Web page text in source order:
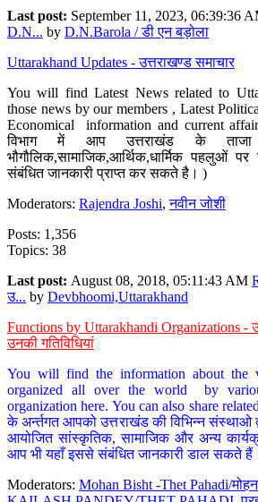
Last post: September 11, 2023, 06:39:36
D.N... by D.N.Barola / डी एन बड़ोला
Uttarakhand Updates - उत्तराखण्ड समाचार
You will find Latest News related to
those news by our members , Latest
Economical information and current
विभाग में आप उत्तराखंड के ताजा
भौगौलिक,सामाजिक,आर्थिक,धार्मिक पहलुओं
संबंधित जानकारी प्राप्त कर सकते है। )
Moderators: Rajendra Joshi,नवीन जोशी
Posts: 1,356
Topics: 38
Last post: August 08, 2018, 05:11:43 AM
उ... by Devbhoomi,Uttarakhand
Functions by Uttarakhandi Organizations -
उनकी गतिविधियां
You will find the information about the
organized all over the world by
organization here. You can also share
के अर्न्तगत आपको उत्तराखंड की विभिन्न संस्थाओ
आयोजित सांस्कृतिक, सामाजिक और अन्य
आप भी यहाँ इससे संबंधित जानकारी डाल सकते
Moderators: Mohan Bisht -Thet Pahadi/मोहन